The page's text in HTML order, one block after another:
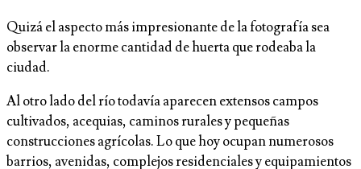
Quizá el aspecto más impresionante de la fotografía sea
observar la enorme cantidad de huerta que rodeaba la
ciudad.
Al otro lado del río todavía aparecen extensos campos
cultivados, acequias, caminos rurales y pequeñas
construcciones agrícolas. Lo que hoy ocupan numerosos
barrios, avenidas, complejos residenciales y equipamientos